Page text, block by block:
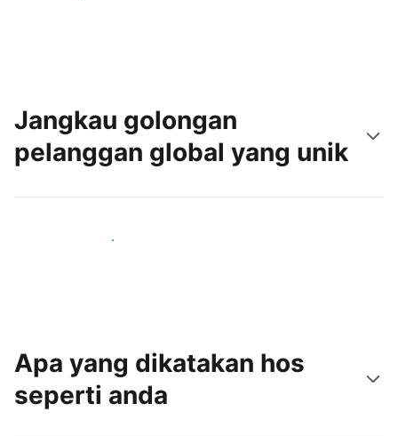
Jangkau golongan
pelanggan global yang unik
Tarik tetamu baru hari ini
Apa yang dikatakan hos
seperti anda